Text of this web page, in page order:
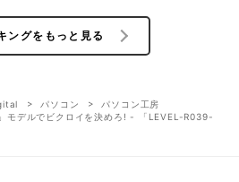
ングをもっと見る
パソコン
パソコン工房
モデルでビクロイを決めろ! - 「LEVEL-R039-